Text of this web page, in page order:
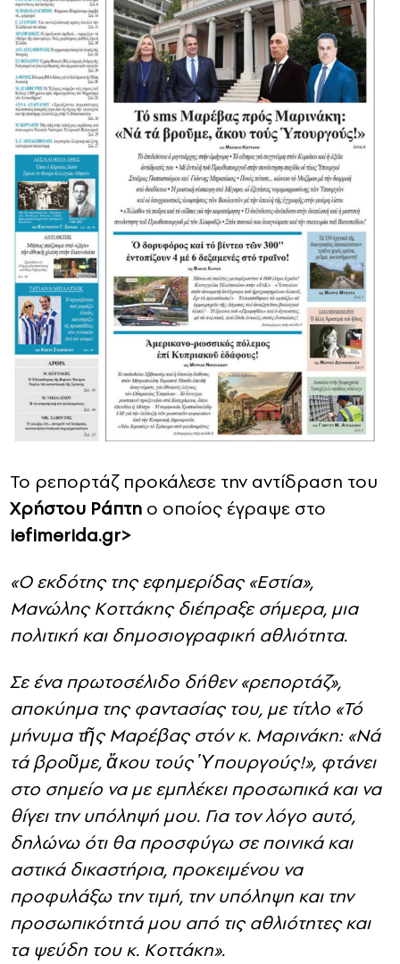
Το ρεπορτάζ προκάλεσε την αντίδραση του
Χρήστου Ράπτη ο οποίος έγραψε στο
iefimerida.gr>
«Ο εκδότης της εφημερίδας «Εστία»,
Μανώλης Κοττάκης διέπραξε σήμερα, μια
πολιτική και δημοσιογραφική αθλιότητα.
Σε ένα πρωτοσέλιδο δήθεν «ρεπορτάζ»,
αποκύημα της φαντασίας του, με τίτλο «Τό
μήνυμα τῆς Μαρέβας στόν κ. Μαρινάκη: «Νά
τά βροῦμε, ἄκου τούς Ὑπουργούς!», φτάνει
στο σημείο να με εμπλέκει προσωπικά και να
θίγει την υπόληψή μου. Για τον λόγο αυτό,
δηλώνω ότι θα προσφύγω σε ποινικά και
αστικά δικαστήρια, προκειμένου να
προφυλάξω την τιμή, την υπόληψη και την
προσωπικότητά μου από τις αθλιότητες και
τα ψεύδη του κ. Κοττάκη».